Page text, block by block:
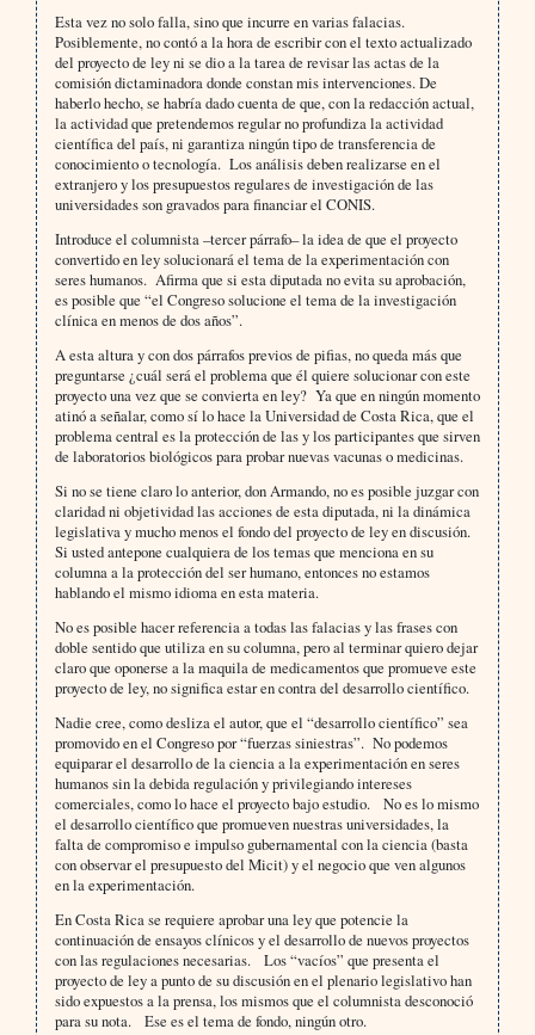
Esta vez no solo falla, sino que incurre en varias falacias.
Posiblemente, no contó a la hora de escribir con el texto actualizado
del proyecto de ley ni se dio a la tarea de revisar las actas de la
comisión dictaminadora donde constan mis intervenciones. De
haberlo hecho, se habría dado cuenta de que, con la redacción actual,
la actividad que pretendemos regular no profundiza la actividad
científica del país, ni garantiza ningún tipo de transferencia de
conocimiento o tecnología. Los análisis deben realizarse en el
extranjero y los presupuestos regulares de investigación de las
universidades son gravados para financiar el CONIS.
Introduce el columnista –tercer párrafo– la idea de que el proyecto
convertido en ley solucionará el tema de la experimentación con
seres humanos. Afirma que si esta diputada no evita su aprobación,
es posible que “el Congreso solucione el tema de la investigación
clínica en menos de dos años”.
A esta altura y con dos párrafos previos de pifias, no queda más que
preguntarse ¿cuál será el problema que él quiere solucionar con este
proyecto una vez que se convierta en ley? Ya que en ningún momento
atinó a señalar, como sí lo hace la Universidad de Costa Rica, que el
problema central es la protección de las y los participantes que sirven
de laboratorios biológicos para probar nuevas vacunas o medicinas.
Si no se tiene claro lo anterior, don Armando, no es posible juzgar con
claridad ni objetividad las acciones de esta diputada, ni la dinámica
legislativa y mucho menos el fondo del proyecto de ley en discusión.
Si usted antepone cualquiera de los temas que menciona en su
columna a la protección del ser humano, entonces no estamos
hablando el mismo idioma en esta materia.
No es posible hacer referencia a todas las falacias y las frases con
doble sentido que utiliza en su columna, pero al terminar quiero dejar
claro que oponerse a la maquila de medicamentos que promueve este
proyecto de ley, no significa estar en contra del desarrollo científico.
Nadie cree, como desliza el autor, que el “desarrollo científico” sea
promovido en el Congreso por “fuerzas siniestras”. No podemos
equiparar el desarrollo de la ciencia a la experimentación en seres
humanos sin la debida regulación y privilegiando intereses
comerciales, como lo hace el proyecto bajo estudio. No es lo mismo
el desarrollo científico que promueven nuestras universidades, la
falta de compromiso e impulso gubernamental con la ciencia (basta
con observar el presupuesto del Micit) y el negocio que ven algunos
en la experimentación.
En Costa Rica se requiere aprobar una ley que potencie la
continuación de ensayos clínicos y el desarrollo de nuevos proyectos
con las regulaciones necesarias. Los “vacíos” que presenta el
proyecto de ley a punto de su discusión en el plenario legislativo han
sido expuestos a la prensa, los mismos que el columnista desconoció
para su nota. Ese es el tema de fondo, ningún otro.